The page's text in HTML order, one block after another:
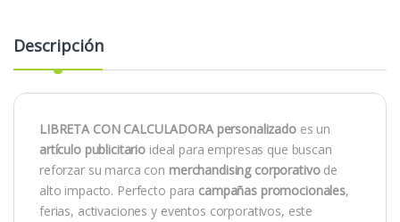
Descripción
LIBRETA CON CALCULADORA personalizadoes un
artículo publicitario ideal para empresas que buscan
reforzar su marca con merchandising corporativode
alto impacto. Perfecto para campañas promocionales,
ferias, activaciones y eventos corporativos, este